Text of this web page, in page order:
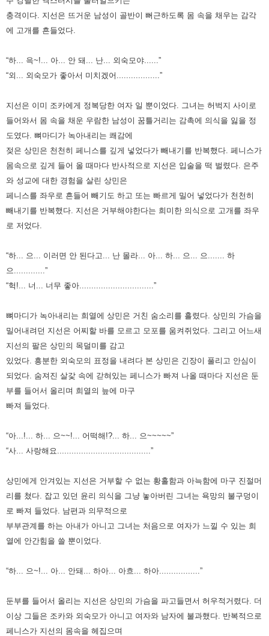
충격이다. 지선은 뜨거운 남성이 골반이 뻐근하도록 몸 속을 채우는 감각
에 고개를 흔들었다.
“하... 윽~!... 아... 안 돼... 난... 외숙모야......”
“외... 외숙모가 좋아서 미치겠어..................”
지선은 이미 조카에게 정복당한 여자 일 뿐이었다. 그녀는 허벅지 사이로
들어와서 몸 속을 채운 우람한 남성이 꿈틀거리는 감촉에 의식을 잃을 정
도였다. 뼈마디가 녹아내리는 쾌감에
젖은 상민은 천천히 페니스를 깊게 넣었다가 빼내기를 반복했다. 페니스가
몸속으로 깊게 들어 올 때마다 반사적으로 지선은 입술을 떡 벌렸다. 은주
와 성교에 대한 경험을 살린 상민은
페니스를 좌우로 흔들어 빼기도 하고 또는 빠르게 밀어 넣었다가 천천히
빼내기를 반복했다. 지선은 거부해야한다는 희미한 의식으로 고개를 좌우
로 저었다.
“하... 으... 이러면 안 된다고... 난 몰라... 아... 하... 으... 으....... 하
으.............”
“헉!... 너... 너무 좋아...............................”
뼈마디가 녹아내리는 희열에 상민은 거친 숨소리를 흘렸다. 상민의 가슴을
밀어내려던 지선은 어찌할 바를 모르고 모포를 움켜쥐었다. 그리고 어느새
지선의 팔은 상민의 목덜미를 감고
있었다. 흥분한 외숙모의 표정을 내려다 본 상민은 긴장이 풀리고 안심이
되었다. 숨져진 살갗 속에 갇혀있는 페니스가 빠져 나올 때마다 지선은 둔
부를 들어서 올리며 희열의 늪에 마구
빠져 들었다.
“아...!... 하... 으~~!... 어떡해!?... 하... 으~~~~~”
“사... 사랑해요.......................................”
상민에게 안겨있는 지선은 거부할 수 없는 황홀함과 아늑함에 마구 진절머
리를 쳤다. 잡고 있던 윤리 의식을 그냥 놓아버린 그녀는 욕망의 불구덩이
로 빠져 들었다. 남편과 의무적으로
부부관계를 하는 아내가 아니고 그녀는 처음으로 여자가 느낄 수 있는 희
열에 안간힘을 쓸 뿐이었다.
“하... 으~!... 아... 안돼... 하아... 아흐... 하아.................”
둔부를 들어서 올리는 지선은 상민의 가슴을 파고들면서 허우적거렸다. 더
이상 그들은 조카와 외숙모가 아니고 여자와 남자에 불과했다. 반복적으로
페니스가 지선의 몸속을 헤집으며